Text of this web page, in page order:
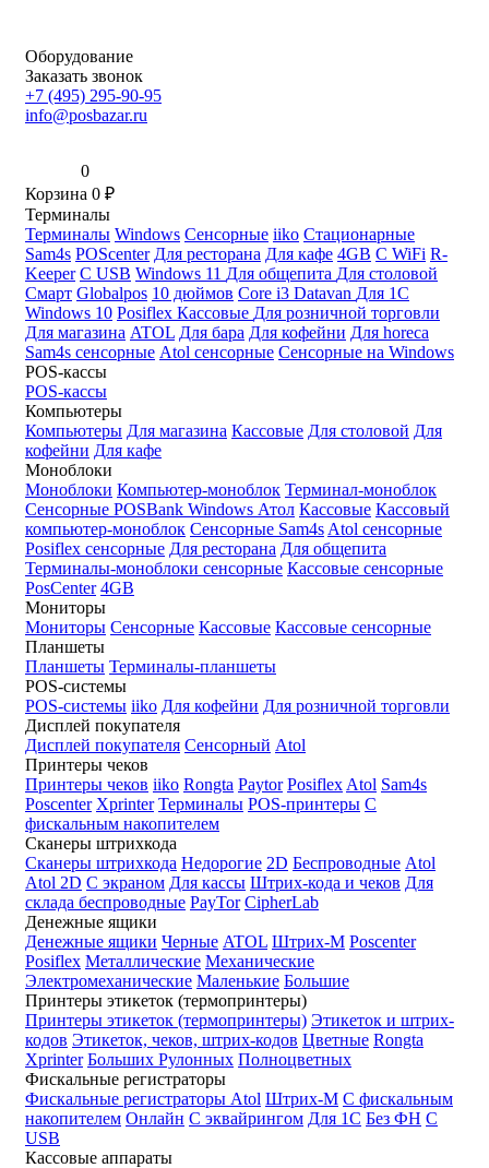
Оборудование
Заказать звонок
+7 (495) 295-90-95
info@posbazar.ru
0
Корзина 0 ₽
Терминалы
Терминалы Windows Сенсорные iiko Стационарные
Sam4s POScenter Для ресторана Для кафе 4GB С WiFi R-
Keeper С USB Windows 11 Для общепита Для столовой
Смарт Globalpos 10 дюймов Core i3 Datavan Для 1С
Windows 10 Posiflex Кассовые Для розничной торговли
Для магазина ATOL Для бара Для кофейни Для horeca
Sam4s сенсорные Atol сенсорные Сенсорные на Windows
POS-кассы
POS-кассы
Компьютеры
Компьютеры Для магазина Кассовые Для столовой Для
кофейни Для кафе
Моноблоки
Моноблоки Компьютер-моноблок Терминал-моноблок
Сенсорные POSBank Windows Атол Кассовые Кассовый
компьютер-моноблок Сенсорные Sam4s Atol сенсорные
Posiflex сенсорные Для ресторана Для общепита
Терминалы-моноблоки сенсорные Кассовые сенсорные
PosCenter 4GB
Мониторы
Мониторы Сенсорные Кассовые Кассовые сенсорные
Планшеты
Планшеты Терминалы-планшеты
POS-системы
POS-системы iiko Для кофейни Для розничной торговли
Дисплей покупателя
Дисплей покупателя Сенсорный Atol
Принтеры чеков
Принтеры чеков iiko Rongta Paytor Posiflex Atol Sam4s
Poscenter Xprinter Терминалы POS-принтеры С
фискальным накопителем
Сканеры штрихкода
Сканеры штрихкода Недорогие 2D Беспроводные Atol
Atol 2D С экраном Для кассы Штрих-кода и чеков Для
склада беспроводные PayTor CipherLab
Денежные ящики
Денежные ящики Черные ATOL Штрих-М Poscenter
Posiflex Металлические Механические
Электромеханические Маленькие Большие
Принтеры этикеток (термопринтеры)
Принтеры этикеток (термопринтеры) Этикеток и штрих-
кодов Этикеток, чеков, штрих-кодов Цветные Rongta
Xprinter Больших Рулонных Полноцветных
Фискальные регистраторы
Фискальные регистраторы Atol Штрих-М С фискальным
накопителем Онлайн С эквайрингом Для 1С Без ФН С
USB
Кассовые аппараты